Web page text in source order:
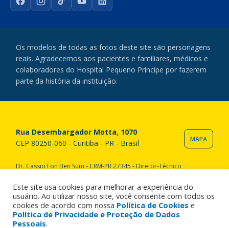
FacebookInstagram
TikTokYouTubeLinkedIn
Os modelos de todas as fotos deste site são personagens
reais. Agradecemos aos pacientes e familiares, médicos e
colaboradores do Hospital Pequeno Príncipe por fazerem
parte da história da instituição.
Rua Desembargador Motta, 1070
CEP 80250-060 - Curitiba - PR - Brasil
MAPA
Dr. Cassio Fon Ben Sum - CRM-PR 27345 - Diretor-Técnico
reservados. All rights reserved.
Este site usa cookies para melhorar a experiência do
usuário. Ao utilizar nosso site, você consente com todos os
cookies de acordo com nossa Política de Cookies e
Política de Privacidade e Proteção de Dados
Pessoais.